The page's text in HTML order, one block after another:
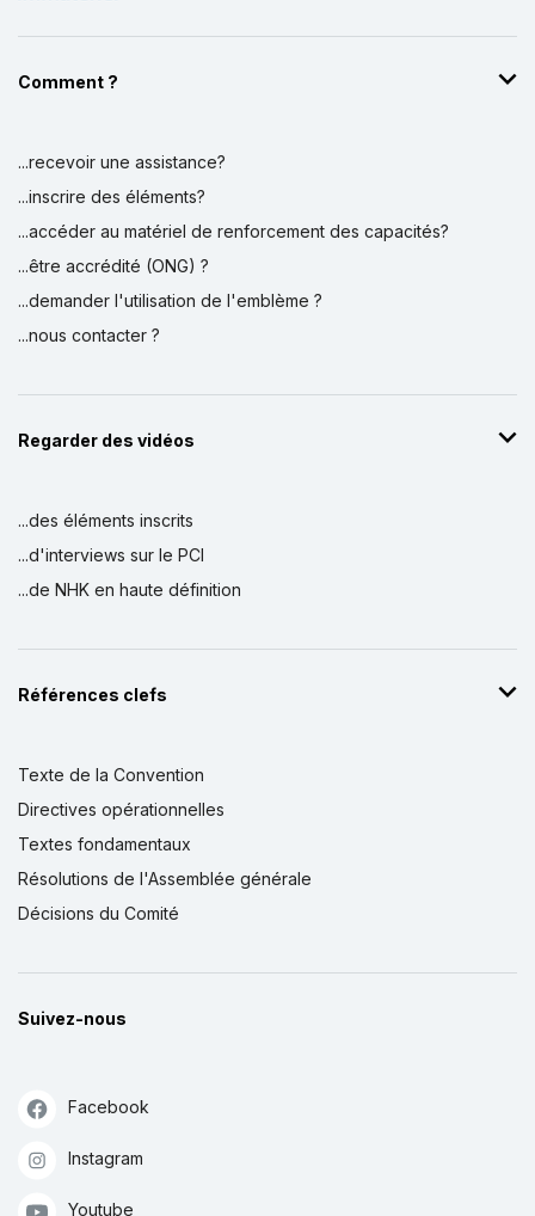
Comment ?
...recevoir une assistance?
...inscrire des éléments?
...accéder au matériel de renforcement des capacités?
...être accrédité (ONG) ?
...demander l'utilisation de l'emblème ?
...nous contacter ?
Regarder des vidéos
...des éléments inscrits
...d'interviews sur le PCI
...de NHK en haute définition
Références clefs
Texte de la Convention
Directives opérationnelles
Textes fondamentaux
Résolutions de l'Assemblée générale
Décisions du Comité
Suivez-nous
Facebook
Instagram
Youtube